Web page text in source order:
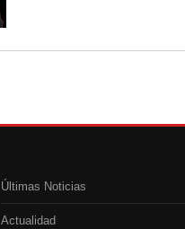
Últimas Noticias
Actualidad